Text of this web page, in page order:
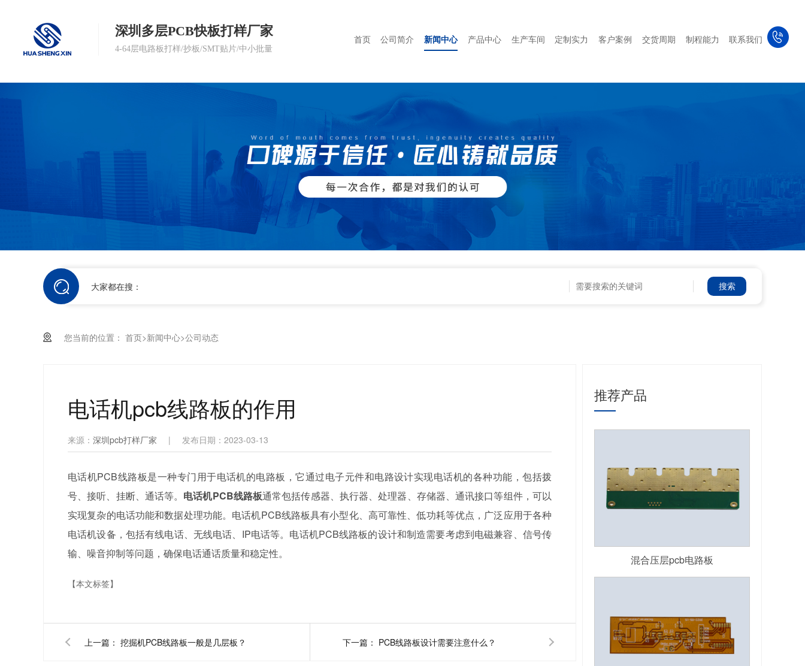
深圳多层PCB快板打样厂家
4-64层电路板打样/抄板/SMT贴片/中小批量
首页 公司简介 新闻中心 产品中心 生产车间 定制实力 客户案例 交货周期 制程能力 联系我们
大家都在搜：
您当前的位置： 首页>新闻中心>公司动态
电话机pcb线路板的作用
来源： 深圳pcb打样厂家 | 发布日期：2023-03-13
电话机PCB线路板是一种专门用于电话机的电路板，它通过电子元件和电路设计实现电话机的各种功能，包括拨
号、接听、挂断、通话等。 电话机PCB线路板通常包括传感器、执行器、处理器、存储器、通讯接口等组件，可以
实现复杂的电话功能和数据处理功能。电话机PCB线路板具有小型化、高可靠性、低功耗等优点，广泛应用于各种
电话机设备，包括有线电话、无线电话、IP电话等。电话机PCB线路板的设计和制造需要考虑到电磁兼容、信号传
输、噪音抑制等问题，确保电话通话质量和稳定性。
【本文标签】
上一篇： 挖掘机PCB线路板一般是几层板？ 下一篇： PCB线路板设计需要注意什么？
推荐产品
混合压层pcb电路板